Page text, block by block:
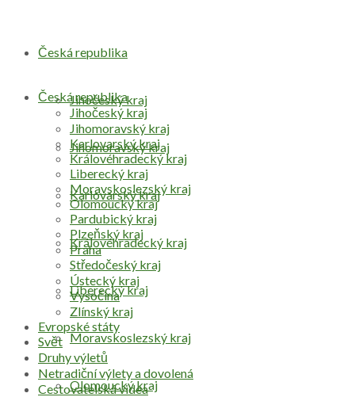
Česká republika
Jihočeský kraj
Jihomoravský kraj
Karlovarský kraj
Královéhradecký kraj
Liberecký kraj
Moravskoslezský kraj
Olomoucký kraj
Česká republika
Jihočeský kraj
Jihomoravský kraj
Karlovarský kraj
Královéhradecký kraj
Liberecký kraj
Moravskoslezský kraj
Olomoucký kraj
Pardubický kraj
Plzeňský kraj
Praha
Středočeský kraj
Ústecký kraj
Vysočina
Zlínský kraj
Evropské státy
Svět
Druhy výletů
Netradiční výlety a dovolená
Cestovatelská videa